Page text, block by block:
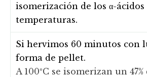
isomerización de los α-
temperaturas.
Si hervimos 60 minutos con
forma de pellet.
A 100ºC se isomerizan un 47%